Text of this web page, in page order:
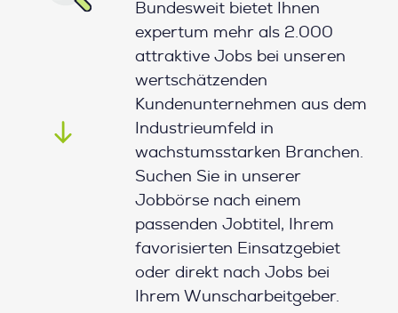
Bundesweit bietet Ihnen
expertum mehr als 2.000
attraktive Jobs bei unseren
wertschätzenden
Kundenunternehmen aus dem
Industrieumfeld in
wachstumsstarken Branchen.
Suchen Sie in unserer
Jobbörse nach einem
passenden Jobtitel, Ihrem
favorisierten Einsatzgebiet
oder direkt nach Jobs bei
Ihrem Wunscharbeitgeber.